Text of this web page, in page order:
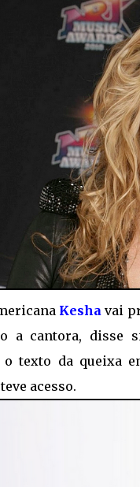
Keshavai
a cantora, disse
o texto da queixa
acesso.